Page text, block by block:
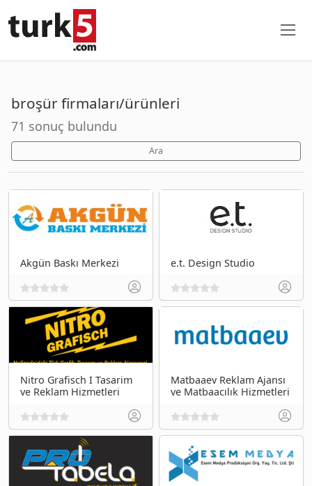
broşür firmaları/ürünleri
71 sonuç bulundu
Ara
Akgün Baskı Merkezi e.t. Design Studio
Nitro Grafisch I Tasarim
ve Reklam Hizmetleri
Matbaaev Reklam Ajansı
ve Matbaacılık Hizmetleri